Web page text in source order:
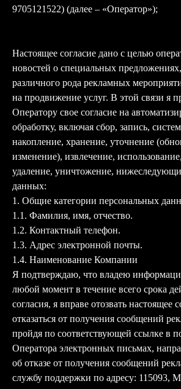
9705121522) (далее – «Оператор»);
Настоящее согласие дано с целью
новостей о специальных
различного рода рекламных
на продвижение услуг. В этой связи я
Оператору свое согласие на
обработку, включая сбор, запись,
накопление, хранение, уточнение
изменение), извлечение,
удаление, уничтожение,
данных:
1. Общие категории персональных
1.1. Фамилия, имя, отчество.
1.2. Контактный телефон.
1.3. Адрес электронной почты.
1.4. Наименование Компании
Я подтверждаю, что владею
любой момент в течение всего срока
согласия, я вправе отозвать настоящее
отказаться от получения сообщений
пройдя по соответствующей ссылке в
Оператора электронных письмах,
об отказе от получения сообщений
службу поддержки по адресу: 115093,